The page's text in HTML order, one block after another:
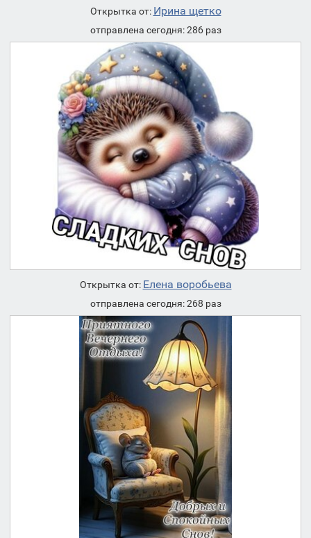
Открытка от: Ирина щетко
отправлена сегодня: 286 раз
Открытка от: Елена воробьева
отправлена сегодня: 268 раз